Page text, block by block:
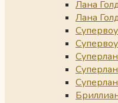
Лана
Лана